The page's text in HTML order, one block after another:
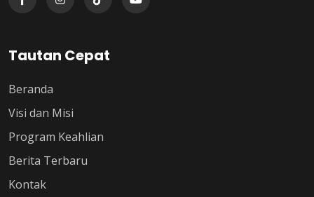
Tautan Cepat
Beranda
Visi dan Misi
Program Keahlian
Berita Terbaru
Kontak